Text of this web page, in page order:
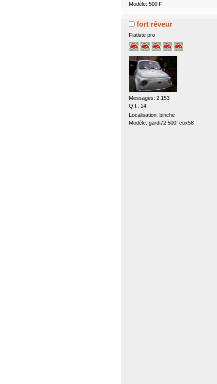
Modèle: 500 F
fort rêveur
Fiatiste pro
Messages: 2.153
Q.I.: 14
Localisation: binche
Modèle: gardi72 500f cox58